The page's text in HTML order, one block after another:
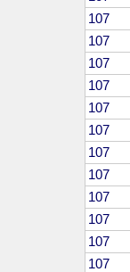
107
107
107
107
107
107
107
107
107
107
107
107